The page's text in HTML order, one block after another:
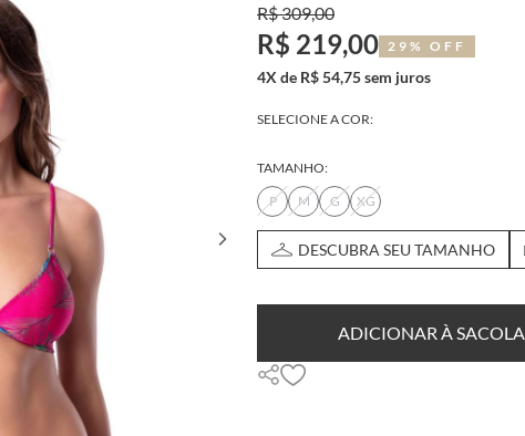
R$ 309,00
R$ 219,00 29% OFF
4X de R$ 54,75 sem juros
SELECIONE A COR:
TAMANHO:
P
M G XG
DESCUBRA SEU TAMANHO
ADICIONAR À SACOLA